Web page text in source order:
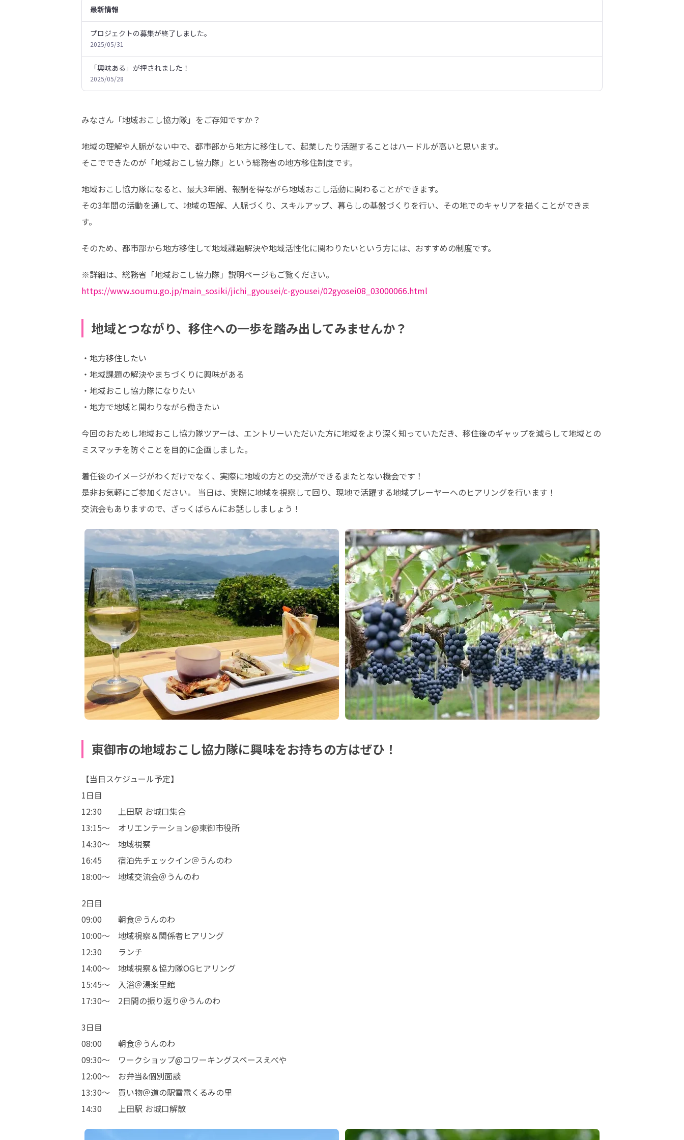
最新情報
プロジェクトの募集が終了しました。
2025/05/31
「興味ある」が押されました！
2025/05/28
みなさん「地域おこし協力隊」をご存知ですか？
地域の理解や人脈がない中で、都市部から地方に移住して、起業したり活躍することはハードルが高いと思います。
そこでできたのが「地域おこし協力隊」という総務省の地方移住制度です。
地域おこし協力隊になると、最大3年間、報酬を得ながら地域おこし活動に関わることができます。
その3年間の活動を通して、地域の理解、人脈づくり、スキルアップ、暮らしの基盤づくりを行い、その地でのキャリアを描くことができま
す。
そのため、都市部から地方移住して地域課題解決や地域活性化に関わりたいという方には、おすすめの制度です。
https://www.soumu.go.jp/main_sosiki/jichi_gyousei/c-gyousei/02gyosei08_03000066.html
地域とつながり、移住への一歩を踏み出してみませんか？
・地方移住したい
・地域課題の解決やまちづくりに興味がある
・地域おこし協力隊になりたい
・地方で地域と関わりながら働きたい
今回のおためし地域おこし協力隊ツアーは、エントリーいただいた方に地域をより深く知っていただき、移住後のギャップを減らして地域との
ミスマッチを防ぐことを目的に企画しました。
着任後のイメージがわくだけでなく、実際に地域の方との交流ができるまたとない機会です！
是非お気軽にご参加ください。 当日は、実際に地域を視察して回り、現地で活躍する地域プレーヤーへのヒアリングを行います！
交流会もありますので、ざっくばらんにお話ししましょう！
東御市の地域おこし協力隊に興味をお持ちの方はぜひ！
【当日スケジュール予定】
1日目
12:30　　上田駅 お城口集合
13:15～　オリエンテーション@東御市役所
14:30～　地域視察
16:45　　宿泊先チェックイン＠うんのわ
18:00～　地域交流会＠うんのわ
2日目
09:00　　朝食＠うんのわ
10:00～　地域視察＆関係者ヒアリング
12:30　　ランチ
14:00～　地域視察＆協力隊OGヒアリング
15:45～　入浴＠湯楽里館
17:30～　2日間の振り返り＠うんのわ
3日目
08:00　　朝食＠うんのわ
09:30～　ワークショップ@コワーキングスペースえべや
12:00～　お弁当&個別面談
13:30～　買い物＠道の駅雷電くるみの里
14:30　　上田駅 お城口解散